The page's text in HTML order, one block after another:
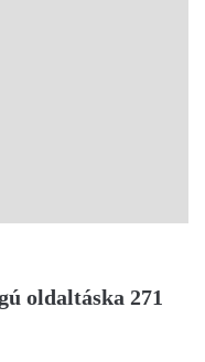
oldaltáska 271